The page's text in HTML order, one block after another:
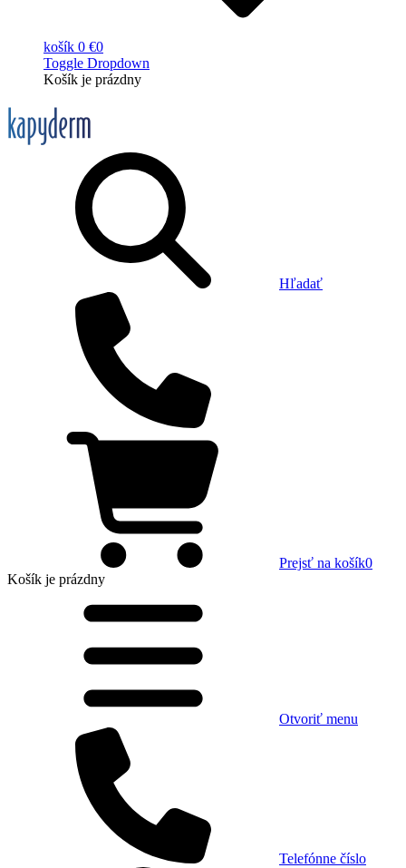
košík 0 €0
Toggle Dropdown
Košík je prázdny
Hľadať
Prejsť na košík0
Košík je prázdny
Otvoriť menu
Telefónne číslo